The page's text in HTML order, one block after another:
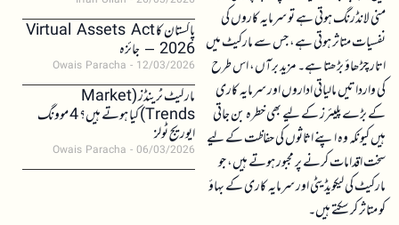
منی لانڈرنگ ہوتی ہے تو سرمایہ کاروں کی
نفسیات متاثر ہوتی ہے، جس سے مارکیٹ میں
اتار چڑھاؤ بڑھتا ہے۔ مزید برآں، اس طرح
کی وارداتیں مالیاتی اداروں اور سرمایہ کاری
کے بڑے پلیئرز کے لیے بھی خطرہ بن جاتی
ہیں کیونکہ وہ اپنے اثاثوں کی حفاظت کے لیے
سخت اقدامات کرنے پر مجبور ہوتے ہیں، جو
مارکیٹ کی لیکویڈیٹی اور سرمایہ کاری کے بہاؤ
کو متاثر کر سکتے ہیں۔
پاکستان کا Virtual Assets Act
2026 – جائزہ
Owais Paracha 12/03/2026
مارکیٹ ٹرینڈز (Market
Trends) کیا ہوتے ہیں؟ 4 موونگ
ایوریج ٹولز
Owais Paracha 06/03/2026